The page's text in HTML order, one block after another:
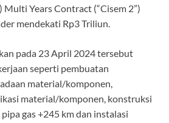
Years Contract (“Cisem 2”)
mendekati Rp3 Triliun.
pada 23 April 2024 tersebut
seperti pembuatan
material/komponen,
material/komponen, konstruksi
gas +245 km dan instalasi